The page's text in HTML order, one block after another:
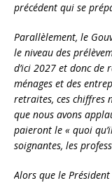
précédent qui se
Parallèlement, le
le niveau des
d’ici 2027 et donc de
ménages et des
retraites, ces chiffres
que nous avons
paieront le « quoi
soignantes, les
Alors que le